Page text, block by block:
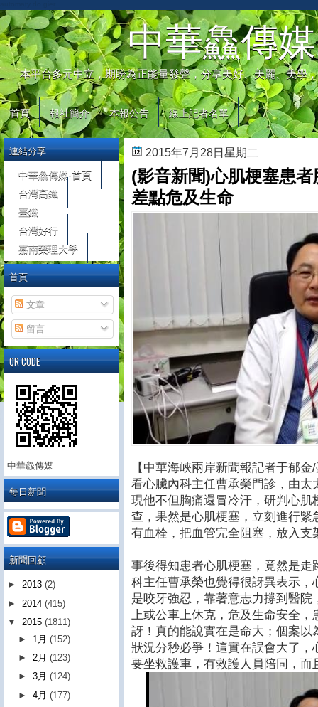
中華鱻傳媒
本平台多元中立，期盼為正能量發聲，分享美好、美麗、美學
首頁 報社簡介 本報公告 線上記者名單
2015年7月28日星期二
(影音新聞)心肌梗塞患
差點危及生命
【中華海峽兩岸新聞報記者于郁
看心臟內科主任曹承榮門診，由
現他不但胸痛還冒冷汗，研判心
查，果然是心肌梗塞，立刻進行
有血栓，把血管完全阻塞，放入支
事後得知患者心肌梗塞，竟然是
科主任曹承榮也覺得很訝異表示
是咬牙強忍，靠著意志力撐到醫
上或公車上休克，危及生命安全
訝！真的能說實在是命大；個案
狀況分秒必爭！這實在誤會大了
要坐救護車，有救護人員陪同，而
連結分享
中華鱻傳媒-首頁
台灣高鐵
臺鐵
台灣好行
嘉南藥理大學
首頁
文章
留言
QR CODE
中華鱻傳媒
每日新聞
新聞回顧
► 2013 (2)
► 2014 (415)
▼ 2015 (1811)
► 1月(152)
►2月(123)
►3月(124)
►4月(177)